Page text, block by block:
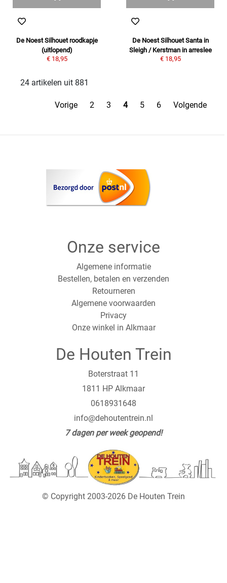
De Noest Silhouet roodkapje
(uitlopend)
€ 18,95
De Noest Silhouet Santa in
Sleigh / Kerstman in arreslee
€ 18,95
24 artikelen uit 881
Vorige 2 3 4 5 6 Volgende
Onze service
Algemene informatie
Bestellen, betalen en verzenden
Retourneren
Algemene voorwaarden
Privacy
Onze winkel in Alkmaar
De Houten Trein
Boterstraat 11
1811 HP Alkmaar
0618931648
info@dehoutentrein.nl
7 dagen per week geopend!
© Copyright 2003-2026 De Houten Trein